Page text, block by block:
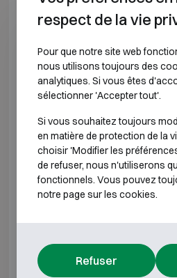
*Profondeur extérieure hors
serrure.
CLASSE DE RÉSISTANCE
Modèle
80 II DFX
120 II DFX
150 II DFX
240 II DFX
respect de la vie
Pour que notre site web
nous utilisons toujours des
analytiques. Si vous êtes
sélectionner 'Accepter tout'.
Si vous souhaitez toujours
en matière de protection de la
choisir 'Modifier les
de refuser, nous n'utiliserons
fonctionnels. Vous pouvez
notre page sur les cookies.
Refuser